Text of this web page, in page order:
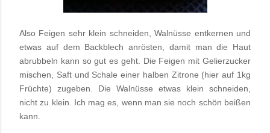
Also Feigen sehr klein schneiden, Walnüsse entkernen und
etwas auf dem Backblech anrösten, damit man die Haut
abrubbeln kann so gut es geht. Die Feigen mit Gelierzucker
mischen, Saft und Schale einer halben Zitrone (hier auf 1kg
Früchte) zugeben. Die Walnüsse etwas klein schneiden,
nicht zu klein. Ich mag es, wenn man sie noch schön beißen
kann.